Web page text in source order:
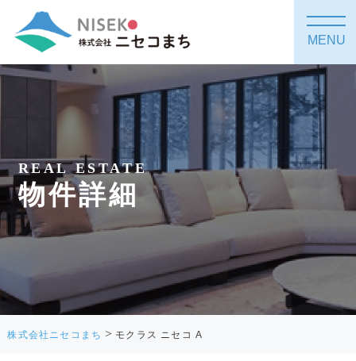
MENU
REAL ESTATE
物件詳細
株式会社ニセコまち > モクラス ニセコ A